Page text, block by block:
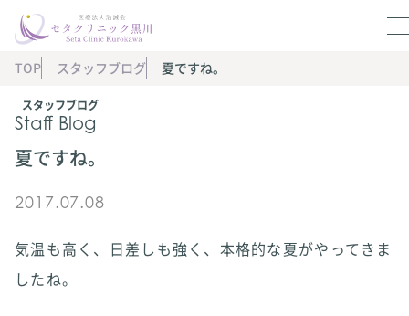
スタッフブログ
Staff Blog
TOP スタッフブログ 夏ですね。
夏ですね。
2017.07.08
気温も高く、日差しも強く、本格的な夏がやってきま
したね。